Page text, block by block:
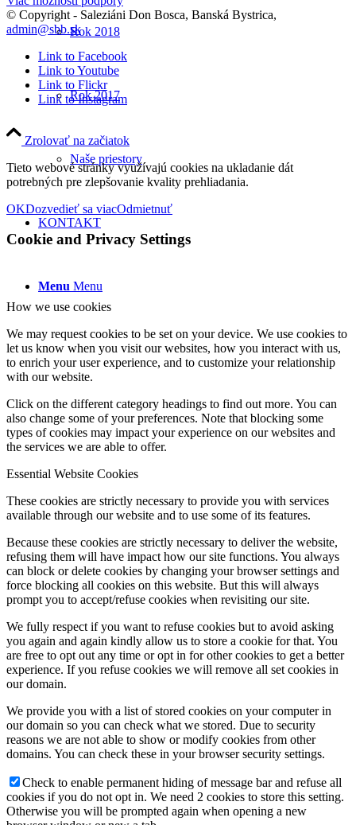
Rok 2018
Rok 2017
Naše priestory
KONTAKT
Menu Menu
© Copyright - Saleziáni Don Bosca, Banská Bystrica,
admin@sbb.sk
Link to Facebook
Link to Youtube
Link to Flickr
Link to Instagram
Zrolovať na začiatok
Tieto webové stránky využívajú cookies na ukladanie dát
potrebných pre zlepšovanie kvality prehliadania.
OKDozvedieť sa viacOdmietnuť
Cookie and Privacy Settings
How we use cookies
We may request cookies to be set on your device. We use cookies to
let us know when you visit our websites, how you interact with us,
to enrich your user experience, and to customize your relationship
with our website.
Click on the different category headings to find out more. You can
also change some of your preferences. Note that blocking some
types of cookies may impact your experience on our websites and
the services we are able to offer.
Essential Website Cookies
These cookies are strictly necessary to provide you with services
available through our website and to use some of its features.
Because these cookies are strictly necessary to deliver the website,
refusing them will have impact how our site functions. You always
can block or delete cookies by changing your browser settings and
force blocking all cookies on this website. But this will always
prompt you to accept/refuse cookies when revisiting our site.
We fully respect if you want to refuse cookies but to avoid asking
you again and again kindly allow us to store a cookie for that. You
are free to opt out any time or opt in for other cookies to get a better
experience. If you refuse cookies we will remove all set cookies in
our domain.
We provide you with a list of stored cookies on your computer in
our domain so you can check what we stored. Due to security
reasons we are not able to show or modify cookies from other
domains. You can check these in your browser security settings.
Check to enable permanent hiding of message bar and refuse all
cookies if you do not opt in. We need 2 cookies to store this setting.
Otherwise you will be prompted again when opening a new